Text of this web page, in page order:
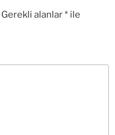
Gerekli alanlar* ile